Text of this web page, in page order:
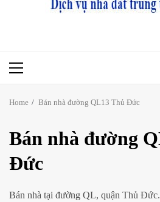
Primary
Home Bán nhà đường QL13 Thủ Đức
Bán nhà đường
Đức
Bán nhà tại đường QL, quận Thủ